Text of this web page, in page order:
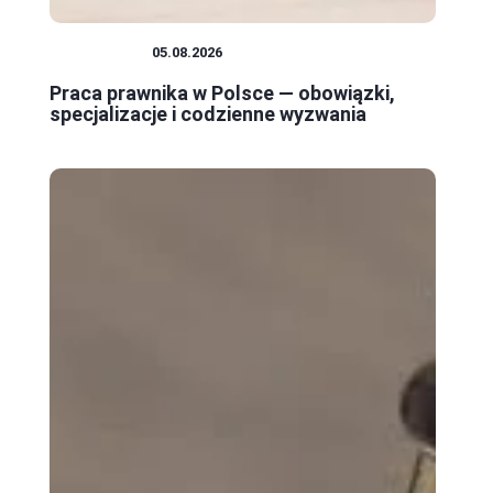
05.08.2026
Praca prawnika w Polsce — obowiązki,
specjalizacje i codzienne wyzwania